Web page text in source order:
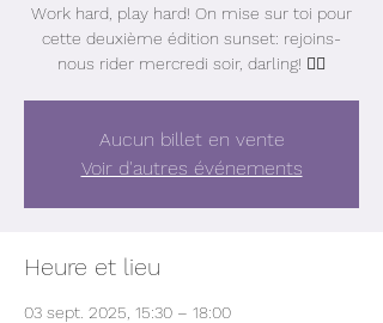
Work hard, play hard! On mise sur toi pour
cette deuxième édition sunset: rejoins-
nous rider mercredi soir, darling! ❤️‍🔥
Aucun billet en vente
Voir d'autres événements
Heure et lieu
03 sept. 2025, 15:30 – 18:00